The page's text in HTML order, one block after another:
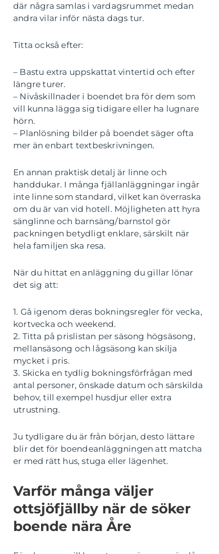
där några samlas i vardagsrummet medan
andra vilar inför nästa dags tur.
Titta också efter:
– Bastu extra uppskattat vintertid och efter
längre turer.
– Nivåskillnader i boendet bra för dem som
vill kunna lägga sig tidigare eller ha lugnare
hörn.
– Planlösning bilder på boendet säger ofta
mer än enbart textbeskrivningen.
En annan praktisk detalj är linne och
handdukar. I många fjällanläggningar ingår
inte linne som standard, vilket kan överraska
om du är van vid hotell. Möjligheten att hyra
sänglinne och barnsäng/barnstol gör
packningen betydligt enklare, särskilt när
hela familjen ska resa.
När du hittat en anläggning du gillar lönar
det sig att:
1. Gå igenom deras bokningsregler för vecka,
kortvecka och weekend.
2. Titta på prislistan per säsong högsäsong,
mellansäsong och lågsäsong kan skilja
mycket i pris.
3. Skicka en tydlig bokningsförfrågan med
antal personer, önskade datum och särskilda
behov, till exempel husdjur eller extra
utrustning.
Ju tydligare du är från början, desto lättare
blir det för boendeanläggningen att matcha
er med rätt hus, stuga eller lägenhet.
Varför många väljer
ottsjöfjällby när de söker
boende nära Åre